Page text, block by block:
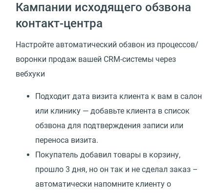
Кампании исходящего обзвона
контакт-центра
Настройте автоматический обзвон из процессов/
воронки продаж вашей CRM-системы через
вебхуки
Подходит дата визита клиента к вам в салон
или клинику — добавьте клиента в список
обзвона для подтверждения записи или
переноса визита.
Покупатель добавил товары в корзину,
прошло 3 дня, но он так и не сделал заказ –
автоматически напомните клиенту о